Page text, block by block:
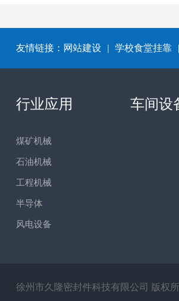
友情链接： 网站建设 | 学校食堂挂靠 |
行业应用
煤矿机械
石油机械
工程机械
半导体
风电设备
车间设
徐州市久隆密封件科技有限公司 版权